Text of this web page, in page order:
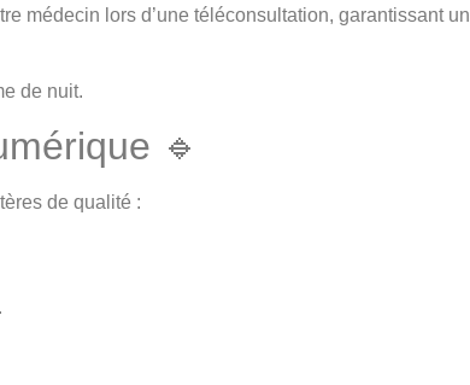
médecin lors d’une téléconsultation, garantissant un
de nuit.
🔹
de qualité :